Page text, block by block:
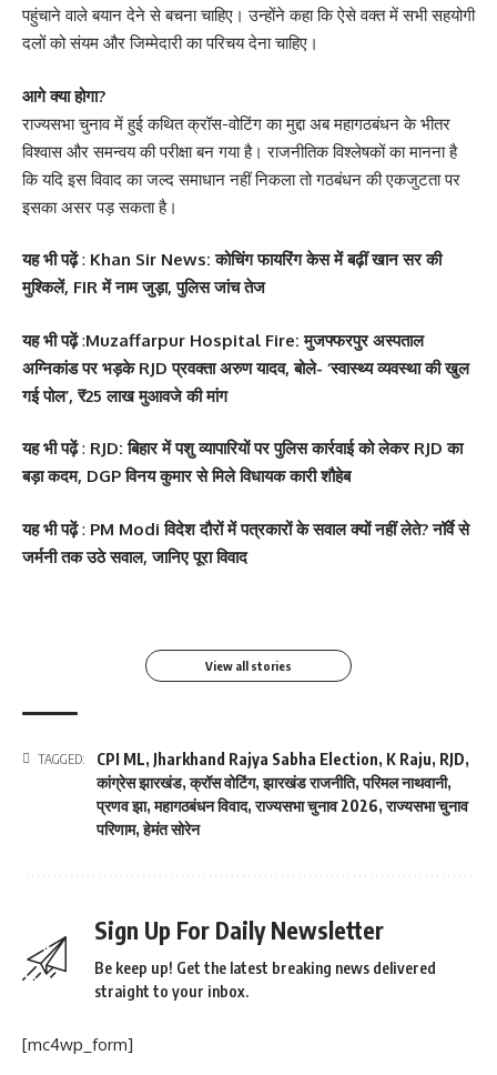
पहुंचाने वाले बयान देने से बचना चाहिए। उन्होंने कहा कि ऐसे वक्त में सभी सहयोगी
दलों को संयम और जिम्मेदारी का परिचय देना चाहिए।
आगे क्या होगा?
राज्यसभा चुनाव में हुई कथित क्रॉस-वोटिंग का मुद्दा अब महागठबंधन के भीतर
विश्वास और समन्वय की परीक्षा बन गया है। राजनीतिक विश्लेषकों का मानना है
कि यदि इस विवाद का जल्द समाधान नहीं निकला तो गठबंधन की एकजुटता पर
इसका असर पड़ सकता है।
यह भी पढ़ें: Khan Sir News: कोचिंग फायरिंग केस में बढ़ीं खान सर की
मुश्किलें, FIR में नाम जुड़ा, पुलिस जांच तेज
यह भी पढ़ें:Muzaffarpur Hospital Fire: मुजफ्फरपुर अस्पताल
अग्निकांड पर भड़के RJD प्रवक्ता अरुण यादव, बोले- ‘स्वास्थ्य व्यवस्था की खुल
गई पोल’, ₹25 लाख मुआवजे की मांग
यह भी पढ़ें: RJD: बिहार में पशु व्यापारियों पर पुलिस कार्रवाई को लेकर RJD का
बड़ा कदम, DGP विनय कुमार से मिले विधायक कारी शौहेब
यह भी पढ़ें: PM Modi विदेश दौरों में पत्रकारों के सवाल क्यों नहीं लेते? नॉर्वे से
जर्मनी तक उठे सवाल, जानिए पूरा विवाद
सोनम कपूर ने शर्ट के बटन
खोलकर बेबी बंप फ्लॉन्ट किया
श्वेता तिवारी ने सोशल मीडिया
पर फिर लगाई आग, फोटो तेजी
Salman Khan की बर्थडे
पार्टी में लगा सितारों का मेला,
श्वेता तिवारी ने सोशल मीडिया
View all stories
TAGGED: CPI ML, Jharkhand Rajya Sabha Election, K Raju, RJD,
कांग्रेस झारखंड,क्रॉस वोटिंग,झारखंड राजनीति,परिमल नाथवानी,
प्रणव झा,महागठबंधन विवाद,राज्यसभा चुनाव 2026,राज्यसभा चुनाव
परिणाम,हेमंत सोरेन
Sign Up For Daily Newsletter
Be keep up! Get the latest breaking news delivered
straight to your inbox.
[mc4wp_form]